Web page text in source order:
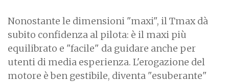
Nonostante le dimensioni "maxi", il Tmax dà
subito confidenza al pilota: è il maxi più
equilibrato e "facile" da guidare anche per
utenti di media esperienza. L'erogazione del
motore è ben gestibile, diventa "esuberante"